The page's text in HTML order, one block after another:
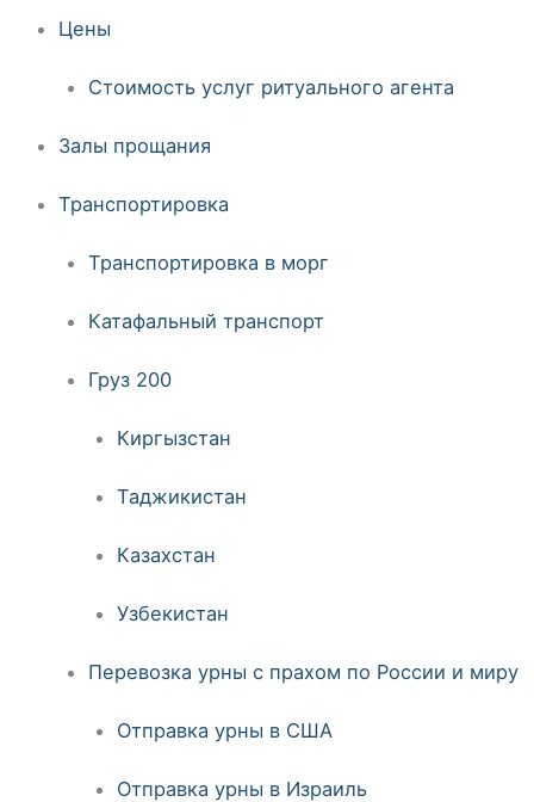
Цены
Стоимость услуг ритуального агента
Залы прощания
Транспортировка
Транспортировка в морг
Катафальный транспорт
Груз 200
Киргызстан
Таджикистан
Казахстан
Узбекистан
Перевозка урны с прахом по России и миру
Отправка урны в США
Отправка урны в Израиль